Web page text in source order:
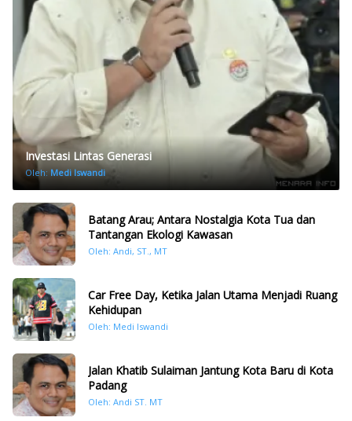
Investasi Lintas Generasi
Oleh: Medi Iswandi
Batang Arau; Antara Nostalgia Kota Tua dan
Tantangan Ekologi Kawasan
Oleh: Andi, ST., MT
Car Free Day, Ketika Jalan Utama Menjadi Ruang
Kehidupan
Oleh: Medi Iswandi
Jalan Khatib Sulaiman Jantung Kota Baru di Kota
Padang
Oleh: Andi ST. MT